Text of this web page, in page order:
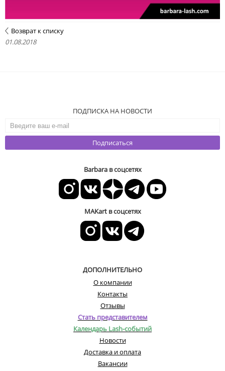
Возврат к списку
01.08.2018
ПОДПИСКА НА НОВОСТИ
Подписаться
Barbara в соцсетях
MAKart в соцсетях
ДОПОЛНИТЕЛЬНО
О компании
Контакты
Отзывы
Стать представителем
Календарь Lash-событий
Новости
Доставка и оплата
Вакансии